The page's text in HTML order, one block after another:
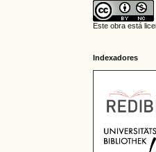
Este obra está
Indexadores